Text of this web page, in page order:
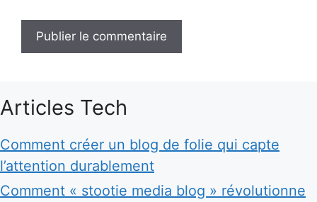
Articles Tech
Comment créer un blog de folie qui capte
l’attention durablement
Comment « stootie media blog » révolutionne